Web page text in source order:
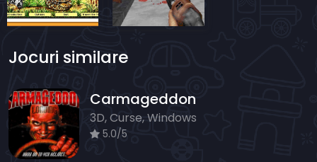
Jocuri similare
Carmageddon
3D, Curse, Windows
5.0/5